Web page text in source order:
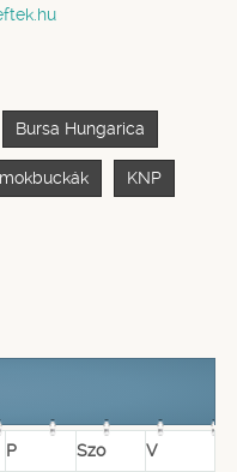
Bursa Hungarica
KNP
P Szo V